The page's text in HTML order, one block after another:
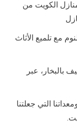
الكويت من
مع تلميع الأثاث
بالبخار، عبر
التي جعلتنا